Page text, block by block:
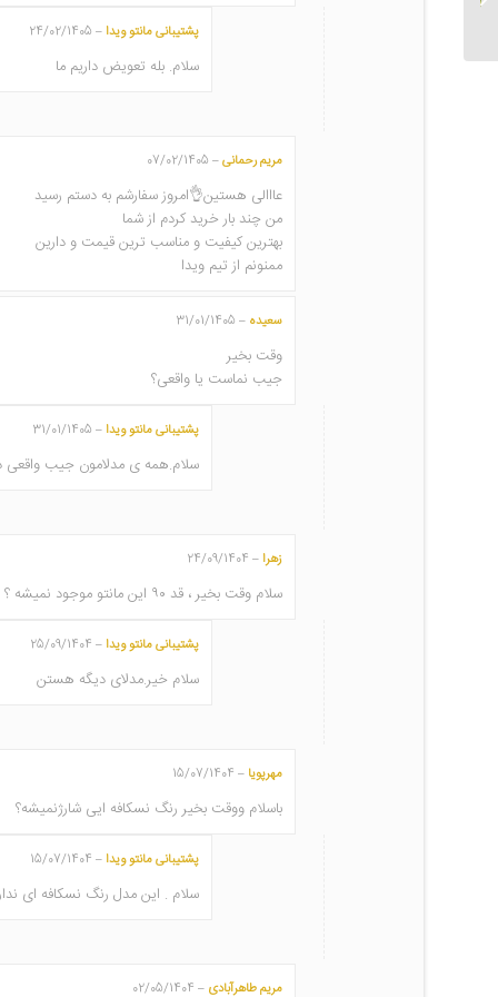
پشتیبانی مانتو ویدا –
24/02/1405
سلام. بله تعویض داریم ما
مریم رحمانی–
07/02/1405
عااالی هستین👌امروز سفارشم به دستم رسید
من چند بار خرید کردم از شما
بهترین کیفیت و مناسب ترین قیمت و دارین
ممنونم از تیم ویدا
سعیده –
31/01/1405
وقت بخیر
جیب نماست یا واقعی؟
پشتیبانی مانتو ویدا –
31/01/1405
سلام.همه ی مدلامون جیب واقعی
زهرا –
24/09/1404
سلام وقت بخیر ، قد ۹۰ این مانتو موجود نمیشه ؟
پشتیبانی مانتو ویدا –
25/09/1404
سلام خیر.مدلای دیگه هستن
مهرپویا –
15/07/1404
باسلام ووقت بخیر رنگ نسکافه ایی شارژنمیشه؟
پشتیبانی مانتو ویدا –
15/07/1404
سلام . این مدل رنگ نسکافه ای
مریم طاهرآبادی –
02/05/1404